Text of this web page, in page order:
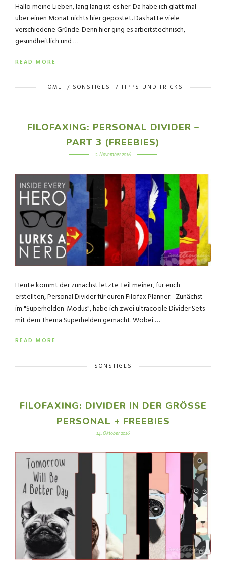
Hallo meine Lieben, lang lang ist es her. Da habe ich glatt mal
über einen Monat nichts hier gepostet. Das hatte viele
verschiedene Gründe. Denn hier ging es arbeitstechnisch,
gesundheitlich und …
READ MORE
HOME / SONSTIGES / TIPPS UND TRICKS
FILOFAXING: PERSONAL DIVIDER –
PART 3 (FREEBIES)
2. November 2016
Heute kommt der zunächst letzte Teil meiner, für euch
erstellten, Personal Divider für euren Filofax Planner. Zunächst
im "Superhelden-Modus", habe ich zwei ultracoole Divider Sets
mit dem Thema Superhelden gemacht. Wobei …
READ MORE
SONSTIGES
FILOFAXING: DIVIDER IN DER GRÖSSE P
ERSONAL + FREEBIES
14. Oktober 2016